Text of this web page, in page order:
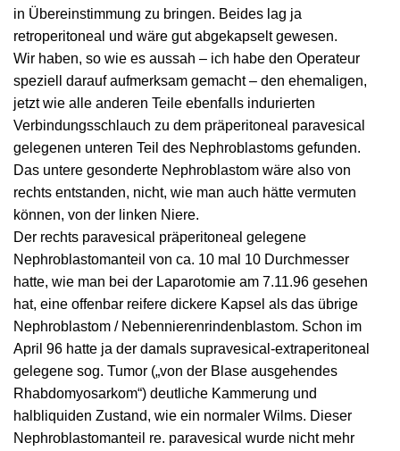
in Übereinstimmung zu bringen. Beides lag ja
retroperitoneal und wäre gut abgekapselt gewesen.
Wir haben, so wie es aussah – ich habe den Operateur
speziell darauf aufmerksam gemacht – den ehemaligen,
jetzt wie alle anderen Teile ebenfalls indurierten
Verbindungsschlauch zu dem präperitoneal paravesical
gelegenen unteren Teil des Nephroblastoms gefunden.
Das untere gesonderte Nephroblastom wäre also von
rechts entstanden, nicht, wie man auch hätte vermuten
können, von der linken Niere.
Der rechts paravesical präperitoneal gelegene
Nephroblastomanteil von ca. 10 mal 10 Durchmesser
hatte, wie man bei der Laparotomie am 7.11.96 gesehen
hat, eine offenbar reifere dickere Kapsel als das übrige
Nephroblastom / Nebennierenrindenblastom. Schon im
April 96 hatte ja der damals supravesical-extraperitoneal
gelegene sog. Tumor („von der Blase ausgehendes
Rhabdomyosarkom“) deutliche Kammerung und
halbliquiden Zustand, wie ein normaler Wilms. Dieser
Nephroblastomanteil re. paravesical wurde nicht mehr